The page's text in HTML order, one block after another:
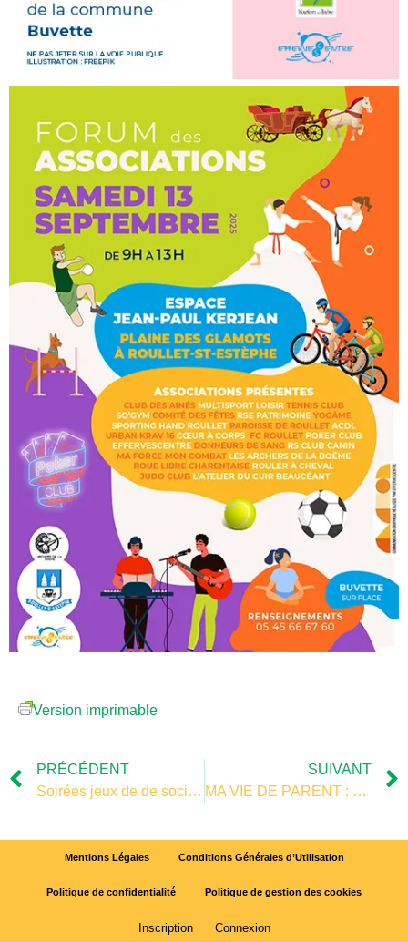
Version imprimable
PRÉCÉDENT
Soirées jeux de de société
SUIVANT
MA VIE DE PARENT : arpentages !
Mentions Légales Conditions Générales d’Utilisation
Politique de confidentialité Politique de gestion des cookies
Inscription Connexion